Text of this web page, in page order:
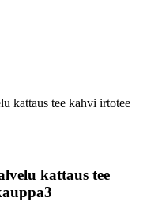
kattaus tee kahvi irtotee
kattaus tee